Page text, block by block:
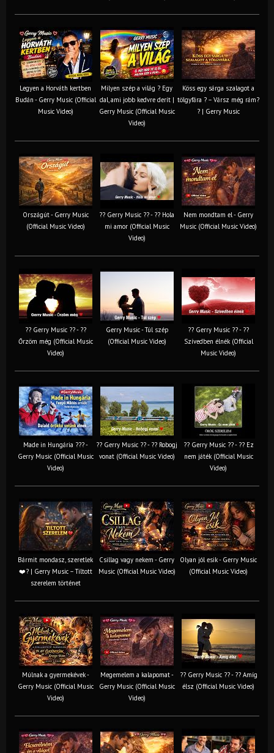
Legyen a Horváth kertben
Budán - Gerry Music (Official
Music Video)
Milyen szép a világ ? Egy
dal, ami jobb kedvre derít |
Gerry Music (Official Music
Video)
Köss egy sárga szalagot a
tölgyfára ?️ – Vársz még rám?
? | Gerry Music
Országút - Gerry Music
(Official Music Video)
?? Gerry Music ?? - ?? Hola
mi amor (Official Music
Video)
Nem mondtam el - Gerry
Music (Official Music Video)
?? Gerry Music ?? - ??
Őrzöm még (Official Music
Video)
Gerry Music - Túl szép
(Official Music Video)
?? Gerry Music ?? - ??
Szívedben élnék (Official
Music Video)
Made in Hungária ??? -
Gerry Music (Official Music
Video)
?? Gerry Music ?? - ?? Robogj
vonat (Official Music Video)
?? Gerry Music ?? - ?? Ez
nem játék (Official Music
Video)
Bármit mondasz, szeretlek
❤️‍? | Gerry Music – Tiltott
szerelem történet
Csillag vagy nekem - Gerry
Music (Official Music Video)
Olyan jól esik - Gerry Music
(Official Music Video)
Múlnak a gyermekévek -
Gerry Music (Official Music
Video)
Megemelem a kalapomat -
Gerry Music (Official Music
Video)
?? Gerry Music ?? - ?? Amíg
élsz (Official Music Video)